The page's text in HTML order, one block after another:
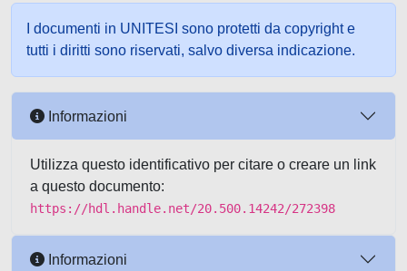
I documenti in UNITESI sono protetti da copyright e
tutti i diritti sono riservati, salvo diversa indicazione.
Informazioni
Utilizza questo identificativo per citare o creare un link
a questo documento:
https://hdl.handle.net/20.500.14242/272398
Informazioni